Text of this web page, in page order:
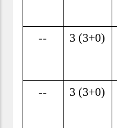
3 (3+0)
--
3 (3+0)
--